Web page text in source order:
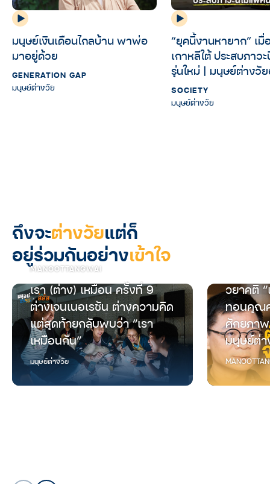
มนุษย์เงินเดือนไกลบ้าน พาพ่อ
มาอยู่ด้วย
GENERATION GAP
มนุษย์ต่างวัย
“ยุคนี้งานหายาก” เมื่
เกาหลีใต้ ประสบภาว
รุ่นใหม่ | มนุษย์ต่างวั
SOCIETY
มนุษย์ต่างวัย
ถึงจะต่างวัยแต่ก็
อยู่ร่วมกันอย่างเข้าใจ
MANOOTTANGWAI
เรา (ต่าง) เหมือน ครั้งที่ 9
ต่างเจนเนอเรชัน ต่างความคิด
แต่สุดท้ายกลับพบว่า “เรา
เหมือนกัน”
มนุษย์ต่างวัย
วยาคติ
ทอนคุณ
ศักยภา
มนุษย์ต่า